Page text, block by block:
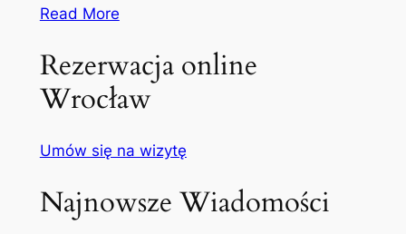
Read More
Rezerwacja online
Wrocław
Umów się na wizytę
Najnowsze Wiadomości